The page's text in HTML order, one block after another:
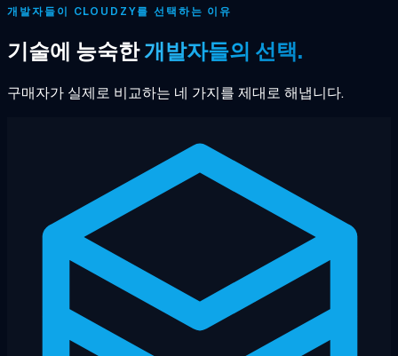
개발자들이 CLOUDZY를 선택하는 이유
기술에 능숙한개발자들의 선택.
구매자가 실제로 비교하는 네 가지를 제대로 해냅니다.